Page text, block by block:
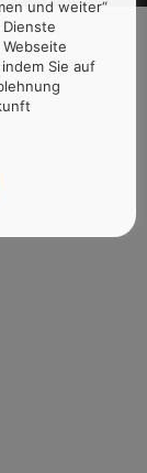
und weiter“
Sie auf